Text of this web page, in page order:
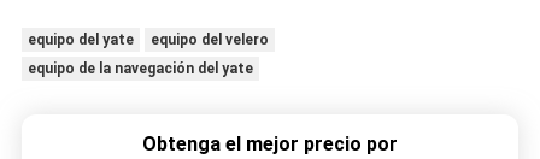
equipo del yate
equipo del velero
equipo de la navegación del yate
Obtenga el mejor precio por